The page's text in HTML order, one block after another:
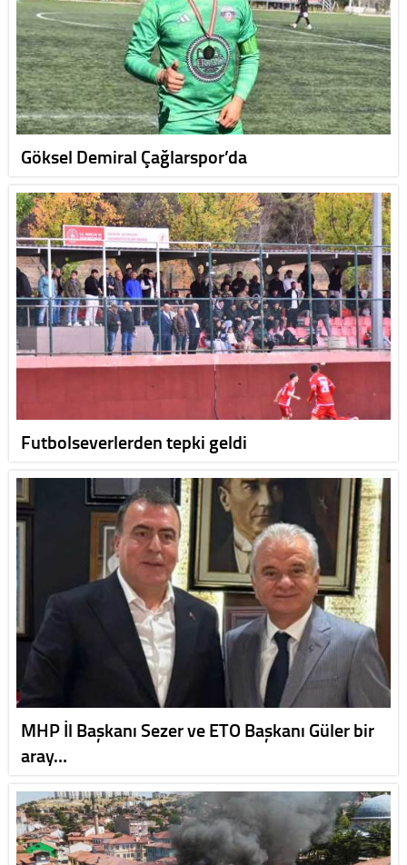
Göksel Demiral Çağlarspor’da
Futbolseverlerden tepki geldi
MHP İl Başkanı Sezer ve ETO Başkanı Güler bir
aray…